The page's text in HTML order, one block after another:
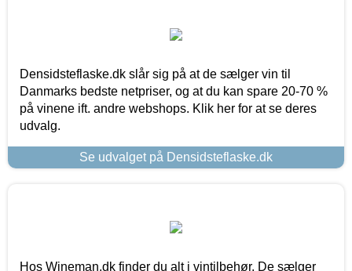
Densidsteflaske.dk slår sig på at de sælger vin til
Danmarks bedste netpriser, og at du kan spare 20-70 %
på vinene ift. andre webshops. Klik her for at se deres
udvalg.
Se udvalget på Densidsteflaske.dk
Hos Wineman.dk finder du alt i vintilbehør. De sælger